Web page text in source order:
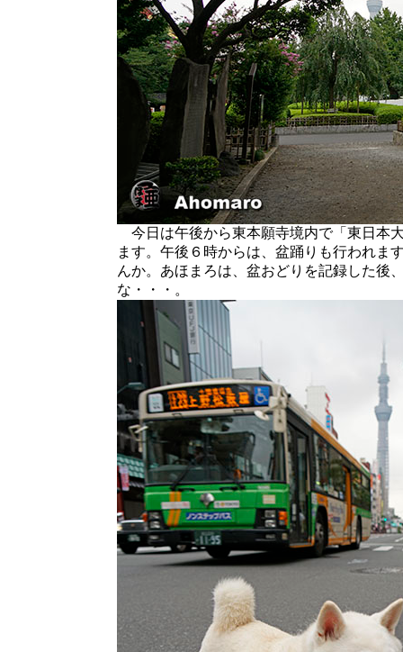
今日は午後から東本願寺境内で「東日本
ます。午後６時からは、盆踊りも行われま
んか。あほまろは、盆おどりを記録した後
な・・・。